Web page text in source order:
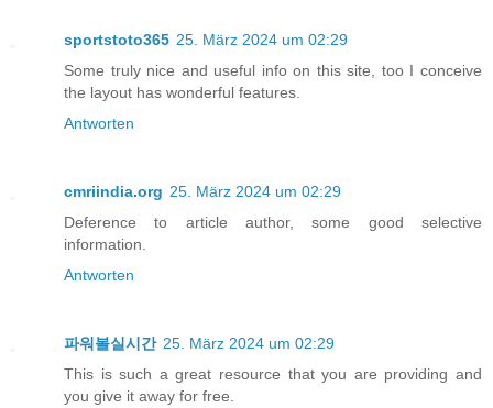
sportstoto365 25. März 2024 um 02:29
Some truly nice and useful info on this site, too I conceive
the layout has wonderful features.
Antworten
cmriindia.org 25. März 2024 um 02:29
Deference to article author, some good selective
information.
Antworten
파워볼실시간 25. März 2024 um 02:29
This is such a great resource that you are providing and
you give it away for free.